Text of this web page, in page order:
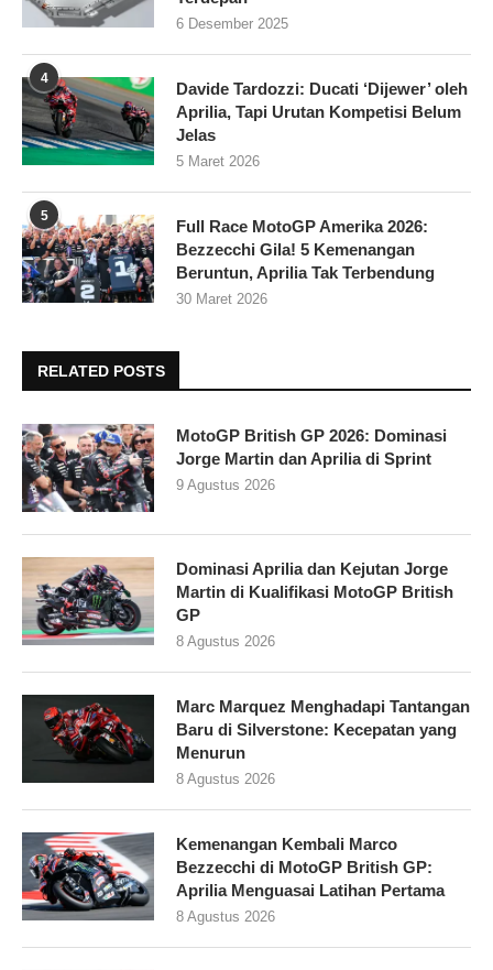
6 Desember 2025
4
Davide Tardozzi: Ducati ‘Dijewer’ oleh
Aprilia, Tapi Urutan Kompetisi Belum
Jelas
5 Maret 2026
5
Full Race MotoGP Amerika 2026:
Bezzecchi Gila! 5 Kemenangan
Beruntun, Aprilia Tak Terbendung
30 Maret 2026
RELATED POSTS
MotoGP British GP 2026: Dominasi
Jorge Martin dan Aprilia di Sprint
9 Agustus 2026
Dominasi Aprilia dan Kejutan Jorge
Martin di Kualifikasi MotoGP British
GP
8 Agustus 2026
Marc Marquez Menghadapi Tantangan
Baru di Silverstone: Kecepatan yang
Menurun
8 Agustus 2026
Kemenangan Kembali Marco
Bezzecchi di MotoGP British GP:
Aprilia Menguasai Latihan Pertama
8 Agustus 2026